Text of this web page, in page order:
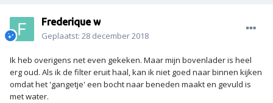
Frederique w
Geplaatst: 28 december 2018
Ik heb overigens net even gekeken. Maar mijn bovenlader is heel
erg oud. Als ik de filter eruit haal, kan ik niet goed naar binnen kijken
omdat het 'gangetje' een bocht naar beneden maakt en gevuld is
met water.